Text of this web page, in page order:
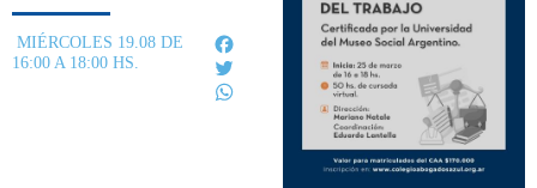
MIÉRCOLES 19.08 DE
16:00 A 18:00 HS.